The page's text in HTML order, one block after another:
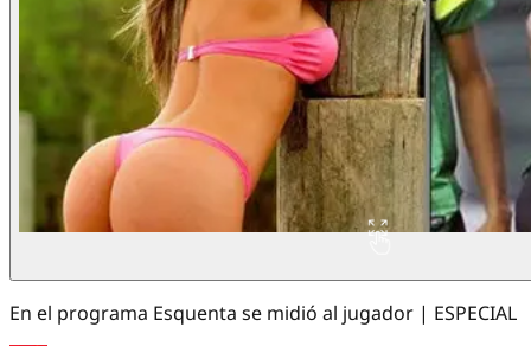
En el programa Esquenta se midió al jugador | ESPECIAL